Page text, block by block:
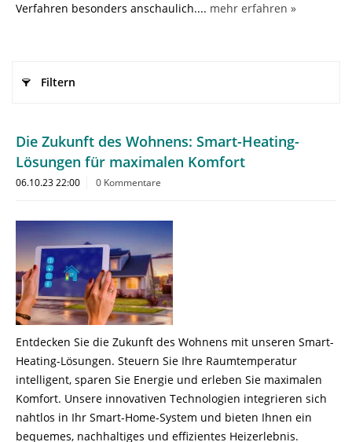
Verfahren besonders anschaulich.... mehr erfahren »
Filtern
Die Zukunft des Wohnens: Smart-Heating-
Lösungen für maximalen Komfort
06.10.23 22:00 0 Kommentare
Entdecken Sie die Zukunft des Wohnens mit unseren Smart-
Heating-Lösungen. Steuern Sie Ihre Raumtemperatur
intelligent, sparen Sie Energie und erleben Sie maximalen
Komfort. Unsere innovativen Technologien integrieren sich
nahtlos in Ihr Smart-Home-System und bieten Ihnen ein
bequemes, nachhaltiges und effizientes Heizerlebnis.